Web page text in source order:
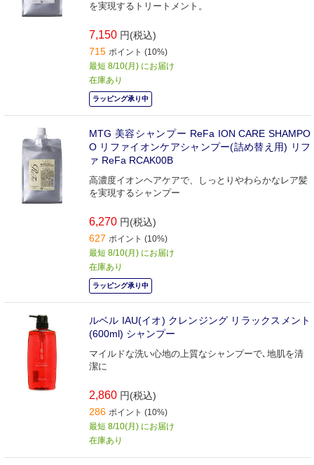
を実現するトリートメント。
7,150 円(税込)
715 ポイント (10%)
最短 8/10(月) にお届け
在庫あり
ラッピング承り中
MTG 美容シャンプー ReFa ION CARE SHAMPO
O リファイオンケアシャンプー(詰め替え用) リフ
ァ ReFa RCAK00B
高濃度イオンヘアケアで、しっとりやわらかなレア髪
を実現するシャンプー
6,270 円(税込)
627 ポイント (10%)
最短 8/10(月) にお届け
在庫あり
ラッピング承り中
ルベル IAU(イオ) クレンジング リラックスメント
(600ml) シャンプー
マイルドな洗い心地の上質なシャンプーで､地肌を清
潔に
2,860 円(税込)
286 ポイント (10%)
最短 8/10(月) にお届け
在庫あり